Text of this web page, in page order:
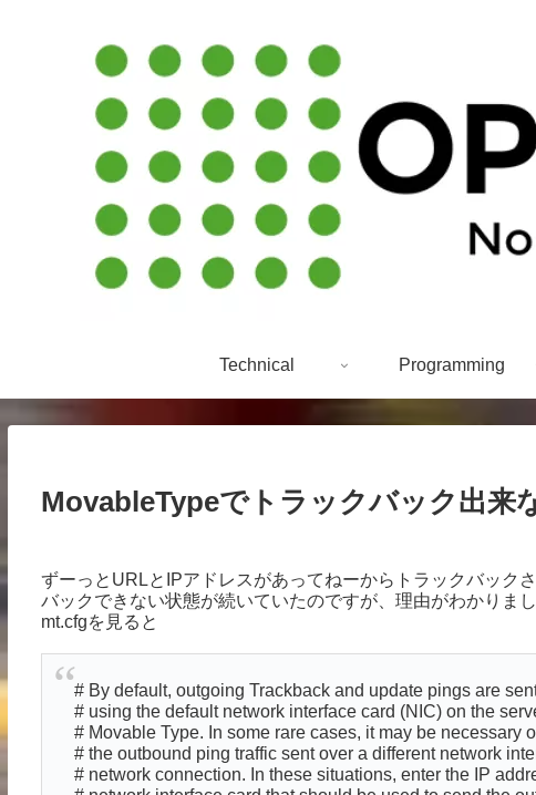
Technical Programming
MovableTypeでトラックバック出来
ずーっとURLとIPアドレスがあってねーからトラックバック
バックできない状態が続いていたのですが、理由がわかりまし
mt.cfgを見ると
# By default, outgoing Trackback and update pings are
# using the default network interface card (NIC) on the
# Movable Type. In some rare cases, it may be necessary
# the outbound ping traffic sent over a different network
# network connection. In these situations, enter the IP